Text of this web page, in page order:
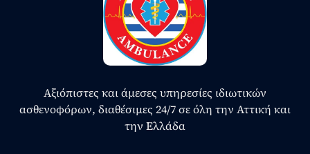
Αξιόπιστες και άμεσες υπηρεσίες ιδιωτικών
ασθενοφόρων, διαθέσιμες 24/7 σε όλη την Αττική και
την Ελλάδα